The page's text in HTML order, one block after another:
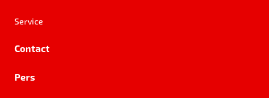
Service
Contact
Pers